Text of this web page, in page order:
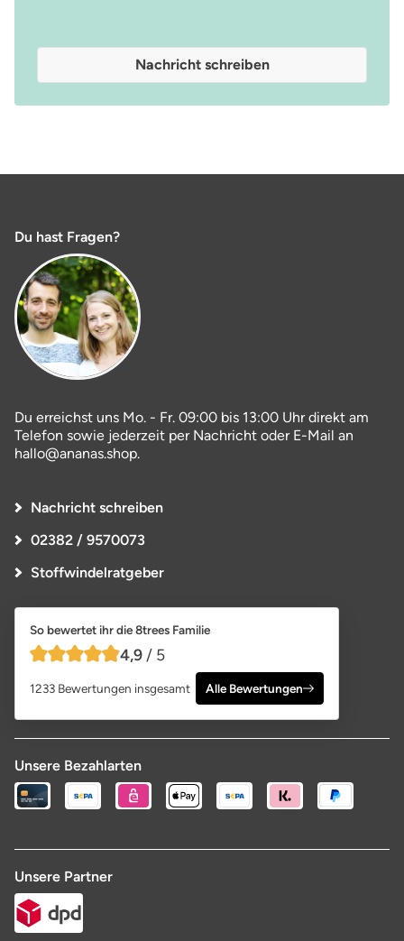
Nachricht schreiben
Du hast Fragen?
Du erreichst uns Mo. - Fr. 09:00 bis 13:00 Uhr direkt am
Telefon sowie jederzeit per Nachricht oder E-Mail an
hallo@ananas.shop.
Nachricht schreiben
02382 / 9570073
Stoffwindelratgeber
So bewertet ihr die 8trees Familie
4,9 von 5 Sternen
4,9 / 5
1233 Bewertungen insgesamt Alle Bewertungen
Unsere Bezahlarten
Unsere Partner